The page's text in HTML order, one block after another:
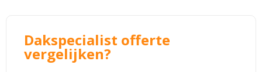
Dakspecialist offerte
vergelijken?